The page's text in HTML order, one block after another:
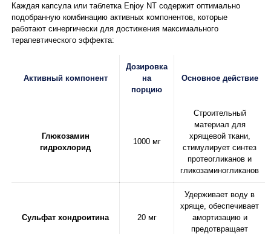
Каждая капсула или таблетка Enjoy NT содержит оптимально
подобранную комбинацию активных компонентов, которые
работают синергически для достижения максимального
терапевтического эффекта:
Активный компонент
Дозировка
на
порцию
Основное действие
Глюкозамин
гидрохлорид
1000 мг
Строительный
материал для
хрящевой ткани,
стимулирует синтез
протеогликанов и
гликозаминогликанов
Сульфат хондроитина 20 мг
Удерживает воду в
хряще, обеспечивает
амортизацию и
предотвращает